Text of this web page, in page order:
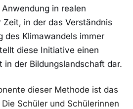
in realen
in‌ der⁢ das Verständnis
des Klimawandels⁤ immer
diese Initiative einen
in der Bildungslandschaft dar.
dieser Methode ist⁤ das
Die ‍Schüler und ‌Schülerinnen